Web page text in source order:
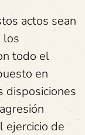
actos sean
los
todo el
en
disposiciones
ejercicio de